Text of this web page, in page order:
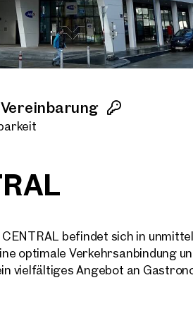
befindet sich in
optimale Verkehrsanbindung
vielfältiges Angebot an